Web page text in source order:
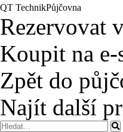
QT TechnikPůjčovna
Rezervovat
Koupit na e-
Zpět do
Najít další